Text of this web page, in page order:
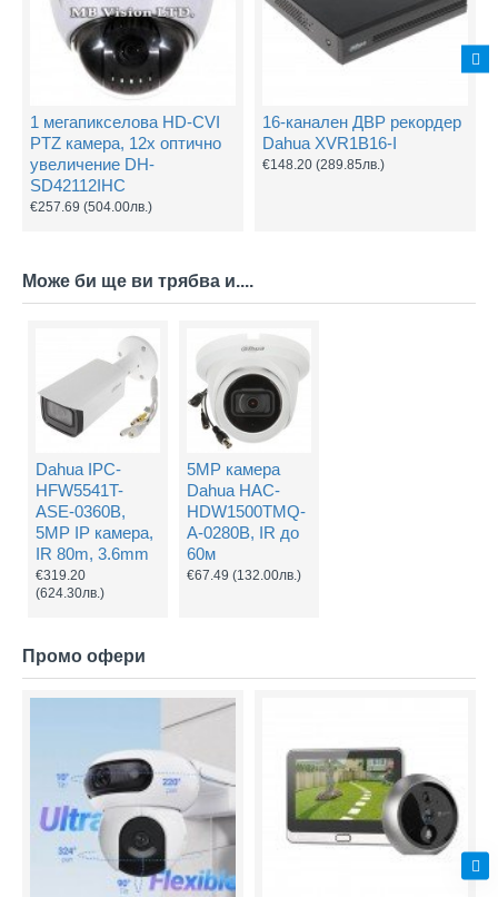
1 мегапикселова HD-CVI
PTZ камера, 12х оптично
увеличение DH-
SD42112IHC
€257.69 (504.00лв.)
16-канален ДВР рекордер
Dahua XVR1B16-I
€148.20 (289.85лв.)
Може би ще ви трябва и....
Dahua IPC-
HFW5541T-
ASE-0360B,
5MP IP камера,
IR 80m, 3.6mm
€319.20
(624.30лв.)
5MP камера
Dahua HAC-
HDW1500TMQ-
A-0280B, IR до
60м
€67.49 (132.00лв.)
Промо офери